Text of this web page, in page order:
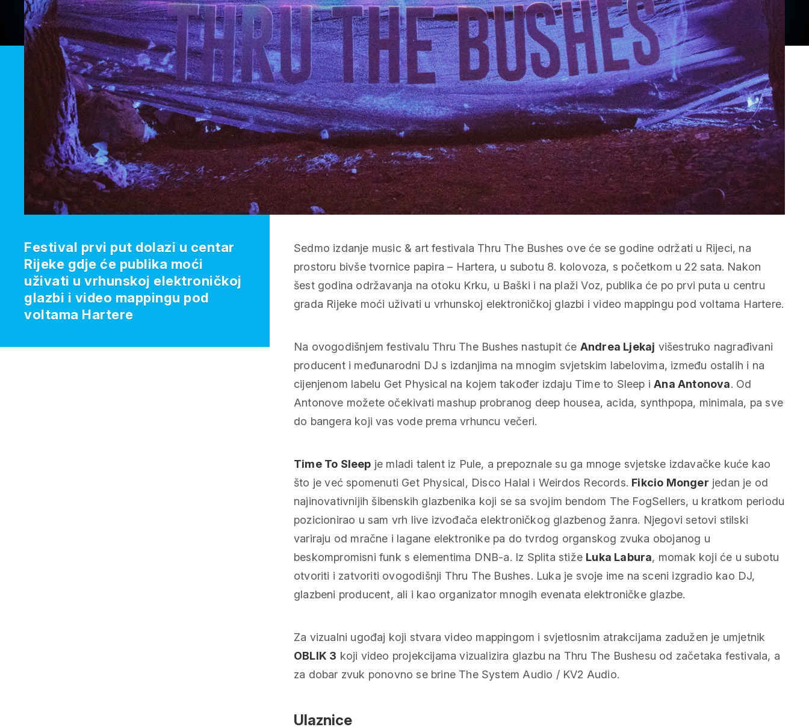
Sedmo izdanje music & art festivala Thru The Bushes ove će se godine održati u Rijeci, na
prostoru bivše tvornice papira – Hartera, u subotu 8. kolovoza, s početkom u 22 sata. Nakon
šest godina održavanja na otoku Krku, u Baški i na plaži Voz, publika će po prvi puta u centru
grada Rijeke moći uživati u vrhunskoj elektroničkoj glazbi i video mappingu pod voltama Hartere.
Na ovogodišnjem festivalu Thru The Bushes nastupit će Andrea Ljekaj višestruko nagrađivani
producent i međunarodni DJ s izdanjima na mnogim svjetskim labelovima, između ostalih i na
cijenjenom labelu Get Physical na kojem također izdaju Time to Sleep iAna Antonova. Od
Antonove možete očekivati mashup probranog deep housea, acida, synthpopa, minimala, pa sve
do bangera koji vas vode prema vrhuncu večeri.
Time To Sleep je mladi talent iz Pule, a prepoznale su ga mnoge svjetske izdavačke kuće kao
što je već spomenuti Get Physical, Disco Halal i Weirdos Records. Fikcio Monger jedan je od
najinovativnijih šibenskih glazbenika koji se sa svojim bendom The FogSellers, u kratkom periodu
pozicionirao u sam vrh live izvođača elektroničkog glazbenog žanra. Njegovi setovi stilski
variraju od mračne i lagane elektronike pa do tvrdog organskog zvuka obojanog u
beskompromisni funk s elementima DNB-a. Iz Splita stiže Luka Labura, momak koji će u subotu
otvoriti i zatvoriti ovogodišnji Thru The Bushes. Luka je svoje ime na sceni izgradio kao DJ,
glazbeni producent, ali i kao organizator mnogih evenata elektroničke glazbe.
Za vizualni ugođaj koji stvara video mappingom i svjetlosnim atrakcijama zadužen je umjetnik
OBLIK 3 koji video projekcijama vizualizira glazbu na Thru The Bushesu od začetaka festivala, a
za dobar zvuk ponovno se brine The System Audio / KV2 Audio.
Ulaznice
Festival prvi put dolazi u centar
Rijeke gdje će publika moći
uživati u vrhunskoj elektroničkoj
glazbi i video mappingu pod
voltama Hartere